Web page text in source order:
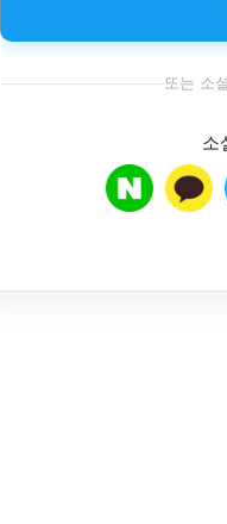
또는 소
소